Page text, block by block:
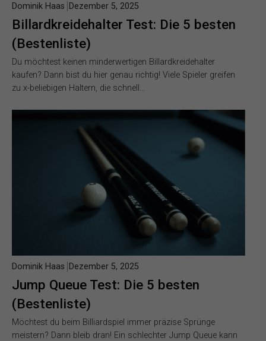
Billardkreidehalter Test: Die 5 besten
(Bestenliste)
Dominik Haas Dezember 5, 2025
Du möchtest keinen minderwertigen Billardkreidehalter
kaufen? Dann bist du hier genau richtig! Viele Spieler greifen
zu x-beliebigen Haltern, die schnell…
Jump Queue Test: Die 5 besten
(Bestenliste)
Dominik Haas Dezember 5, 2025
Möchtest du beim Billiardspiel immer präzise Sprünge
meistern? Dann bleib dran! Ein schlechter Jump Queue kann